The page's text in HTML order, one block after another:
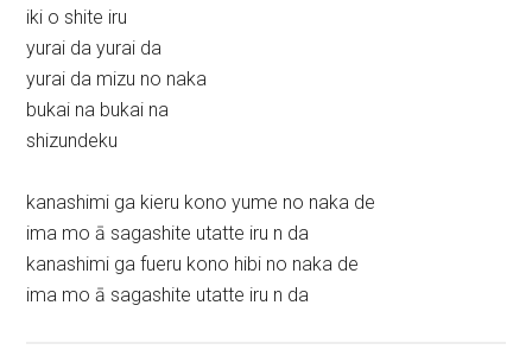
iki o shite iru
yurai da yurai da
yurai da mizu no naka
bukai na bukai na
shizundeku
kanashimi ga kieru kono yume no naka de
ima mo ā sagashite utatte iru n da
kanashimi ga fueru kono hibi no naka de
ima mo ā sagashite utatte iru n da